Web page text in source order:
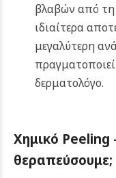
βλαβών από τη
ιδιαίτερα
μεγαλύτερη
δερματολόγο.
Χημικό Peeling
θεραπεύσουμε;